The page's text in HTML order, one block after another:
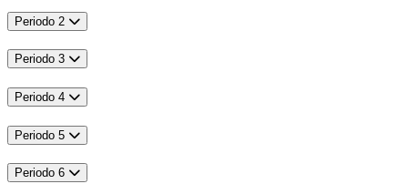
Periodo 2
Periodo 3
Periodo 4
Periodo 5
Periodo 6